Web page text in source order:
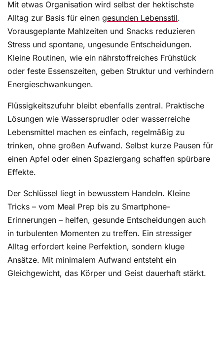
Mit etwas Organisation wird selbst der hektischste
Alltag zur Basis für einen gesunden Lebensstil.
Vorausgeplante Mahlzeiten und Snacks reduzieren
Stress und spontane, ungesunde Entscheidungen.
Kleine Routinen, wie ein nährstoffreiches Frühstück
oder feste Essenszeiten, geben Struktur und verhindern
Energieschwankungen.
Flüssigkeitszufuhr bleibt ebenfalls zentral. Praktische
Lösungen wie Wassersprudler oder wasserreiche
Lebensmittel machen es einfach, regelmäßig zu
trinken, ohne großen Aufwand. Selbst kurze Pausen für
einen Apfel oder einen Spaziergang schaffen spürbare
Effekte.
Der Schlüssel liegt in bewusstem Handeln. Kleine
Tricks – vom Meal Prep bis zu Smartphone-
Erinnerungen – helfen, gesunde Entscheidungen auch
in turbulenten Momenten zu treffen. Ein stressiger
Alltag erfordert keine Perfektion, sondern kluge
Ansätze. Mit minimalem Aufwand entsteht ein
Gleichgewicht, das Körper und Geist dauerhaft stärkt.